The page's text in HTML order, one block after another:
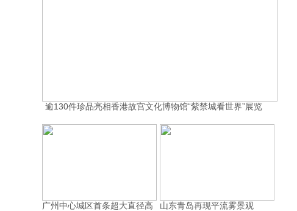
逾130件珍品亮相香港故宫文化博物馆“紫禁城看世界”展览
广州中心城区首条超大直径高
山东青岛再现平流雾景观